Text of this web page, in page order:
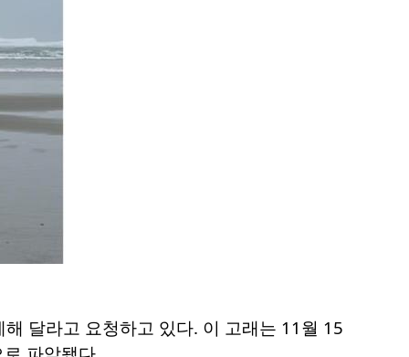
달라고 요청하고 있다. 이 고래는 11월 15